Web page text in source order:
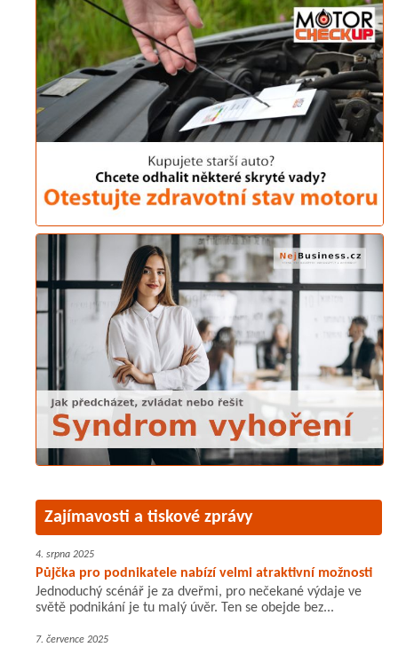
Zajímavosti a tiskové zprávy
4. srpna 2025
Půjčka pro podnikatele nabízí velmi atraktivní možnosti
Jednoduchý scénář je za dveřmi, pro nečekané výdaje ve
světě podnikání je tu malý úvěr. Ten se obejde bez...
7. července 2025